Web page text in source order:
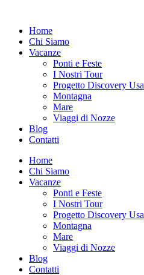
contenutoHome
Chi Siamo
Vacanze
Ponti e Feste
I Nostri Tour
Progetto Discovery Usa
Montagna
Mare
Viaggi di Nozze
Blog
Contatti
Home
Chi Siamo
Vacanze
Ponti e Feste
I Nostri Tour
Progetto Discovery Usa
Montagna
Mare
Viaggi di Nozze
Blog
Contatti